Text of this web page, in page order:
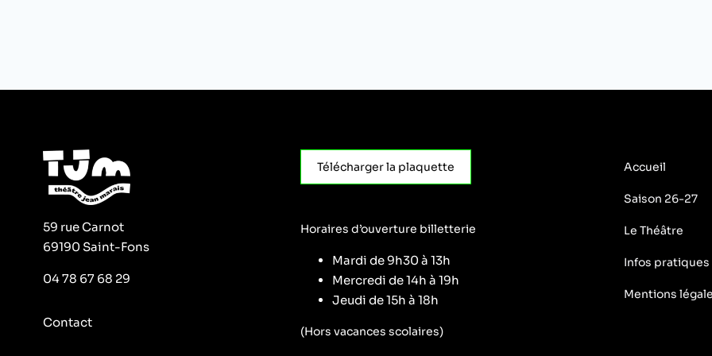
59 rue Carnot
69190 Saint-Fons
04 78 67 68 29
Contact
Télécharger la plaquette
Horaires d’ouverture billetterie
Mardi de 9h30 à 13h
Mercredi de 14h à 19h
Jeudi de 15h à 18h
(Hors vacances scolaires)
Accueil
Saison 26-27
Le Théâtre
Infos pratiques
Mentions